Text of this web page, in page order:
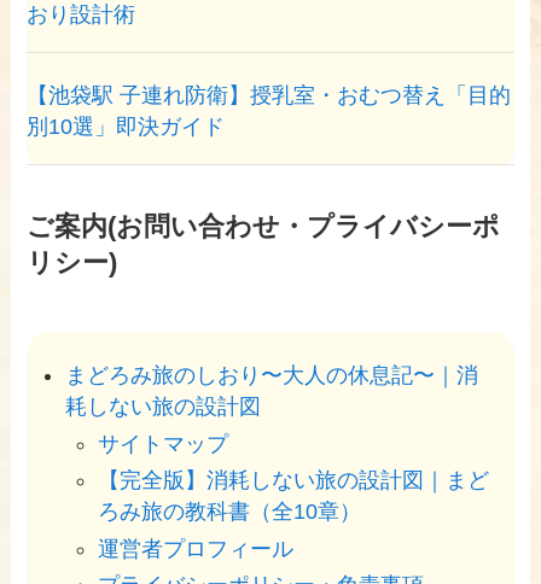
おり設計術
【池袋駅 子連れ防衛】授乳室・おむつ替え「目的
別10選」即決ガイド
ご案内(お問い合わせ・プライバシーポ
リシー)
まどろみ旅のしおり〜大人の休息記〜｜消
耗しない旅の設計図
サイトマップ
【完全版】消耗しない旅の設計図｜まど
ろみ旅の教科書（全10章）
運営者プロフィール